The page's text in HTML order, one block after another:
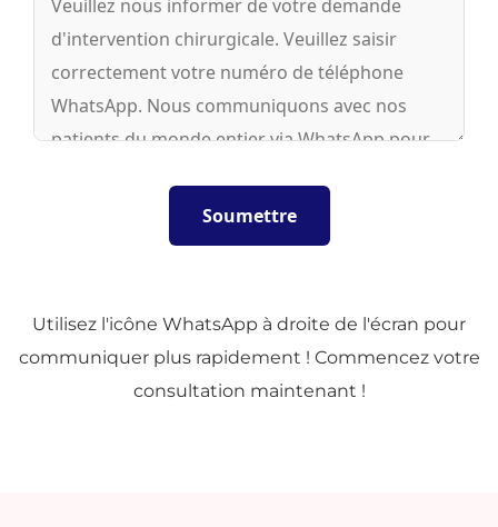
Utilisez l'icône WhatsApp à droite de l'écran pour
communiquer plus rapidement ! Commencez votre
consultation maintenant !